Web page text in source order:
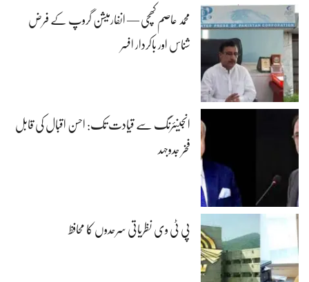
محمد عاصم کھچی — انفارمیشن گروپ کے فرض
شناس اور باکردار افسر
انجینئرنگ سے قیادت تک: احسن اقبال کی قابل
فخر جدوجہد
پی ٹی وی نظریاتی سرحدوں کا محافظ